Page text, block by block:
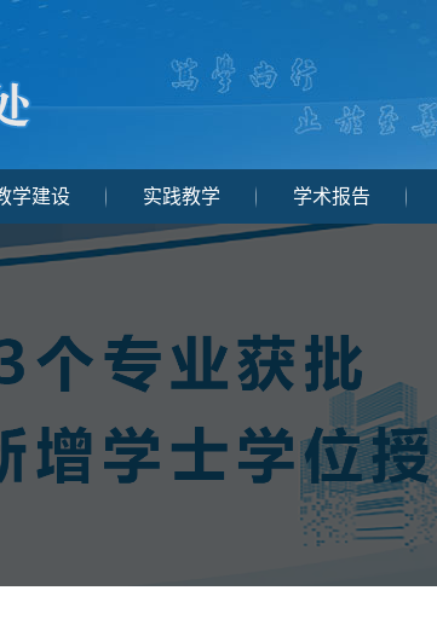
学建设 实践教学 学术报告